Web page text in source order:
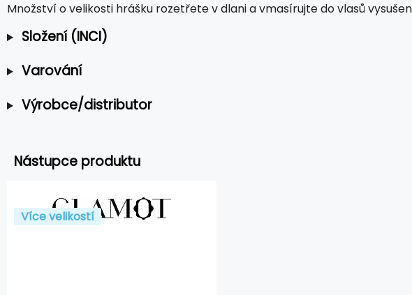
Množství o velikosti hrášku rozetřete v dlani a vmasírujte do vlasů
Složení (INCI)
Varování
Výrobce/distributor
Nástupce produktu
Více velikostí